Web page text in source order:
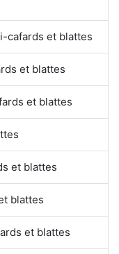
cafards et blattes
et blattes
et blattes
et blattes
blattes
et blattes